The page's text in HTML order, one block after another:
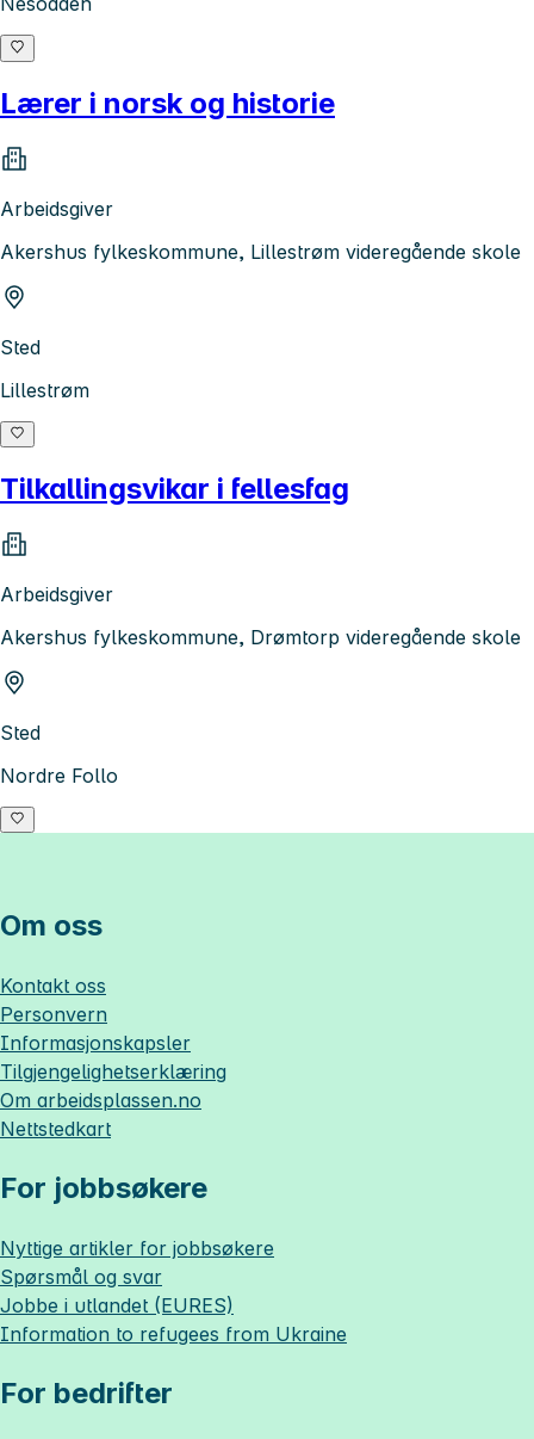
Lærer i norsk og historie
Arbeidsgiver
Akershus fylkeskommune, Lillestrøm videregående skole
Sted
Lillestrøm
Tilkallingsvikar i fellesfag
Arbeidsgiver
Akershus fylkeskommune, Drømtorp videregående skole
Sted
Nordre Follo
Om oss
Kontakt oss
Personvern
Informasjonskapsler
Tilgjengelighetserklæring
Om arbeidsplassen.no
Nettstedkart
For jobbsøkere
Nyttige artikler for jobbsøkere
Spørsmål og svar
Jobbe i utlandet (EURES)
Information to refugees from Ukraine
For bedrifter